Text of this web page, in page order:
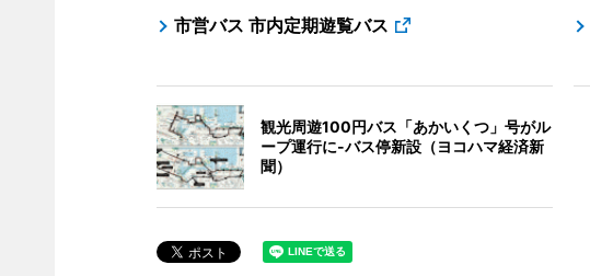
市営バス 市内定期遊覧バス
観光周遊100円バス「あかいくつ」号がル
ープ運行に-バス停新設（ヨコハマ経済新
聞）